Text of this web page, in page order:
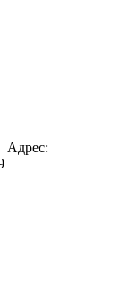
Адрес: